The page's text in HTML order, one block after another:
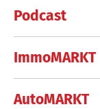
Podcast
ImmoMARKT
AutoMARKT